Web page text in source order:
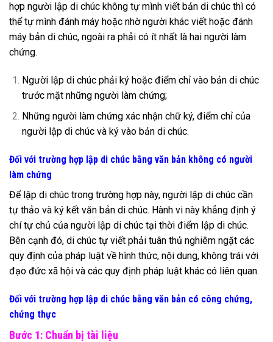
hợp người lập di chúc không tự mình viết bản di chúc thì có
thể tự mình đánh máy hoặc nhờ người khác viết hoặc đánh
máy bản di chúc, ngoài ra phải có ít nhất là hai người làm
chứng.
Người lập di chúc phải ký hoặc điểm chỉ vào bản di chúc
trước mặt những người làm chứng;
Những người làm chứng xác nhận chữ ký, điểm chỉ của
người lập di chúc và ký vào bản di chúc.
Đối với trường hợp lập di chúc bằng văn bản không có người
làm chứng
Để lập di chúc trong trường hợp này, người lập di chúc cần
tự thảo và ký kết văn bản di chúc. Hành vi này khẳng định ý
chí tự chủ của người lập di chúc tại thời điểm lập di chúc.
Bên cạnh đó, di chúc tự viết phải tuân thủ nghiêm ngặt các
quy định của pháp luật về hình thức, nội dung, không trái với
đạo đức xã hội và các quy định pháp luật khác có liên quan.
Đối với trường hợp lập di chúc bằng văn bản có công chứng,
chứng thực
Bước 1: Chuẩn bị tài liệu